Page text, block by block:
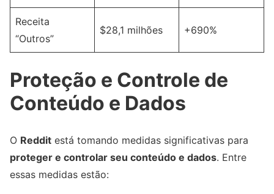
Receita
“Outros”
$28,1 milhões +690%
Proteção e Controle de
Conteúdo e Dados
O Reddit está tomando medidas significativas para
proteger e controlar seu conteúdo e dados. Entre
essas medidas estão: